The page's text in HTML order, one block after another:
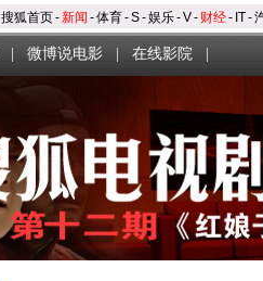
搜狐首页-新闻 -体育-S-娱乐-V- 财经- IT-
微博说电影 在线影院